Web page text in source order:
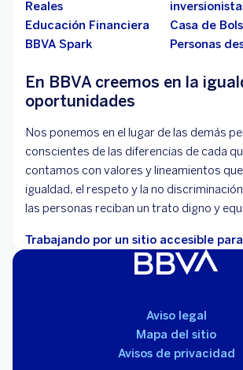
Reales
Educación Financiera
Casa de
BBVA Spark
Personas
En BBVA creemos en la
oportunidades
Nos ponemos en el lugar de las demás
conscientes de las diferencias de cada
contamos con valores y lineamientos
igualdad, el respeto y la no
las personas reciban un trato digno y
Trabajando por un sitio accesible
Aviso legal
Mapa del sitio
Avisos de privacidad